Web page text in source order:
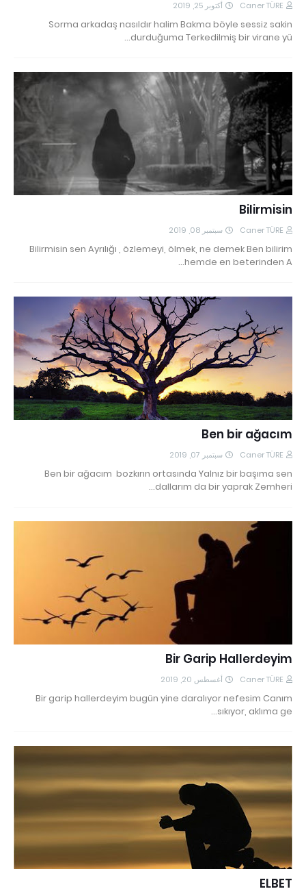
Caner TÜRE أكتوبر 25, 2019
Sorma arkadaş nasıldır halim Bakma böyle sessiz sakin
durduğuma Terkedilmiş bir virane yü…
Bilirmisin
Caner TÜRE سبتمبر 08, 2019
Bilirmisin sen Ayrılığı , özlemeyi, ölmek, ne demek Ben bilirim
hemde en beterinden A…
Ben bir ağacım
Caner TÜRE سبتمبر 07, 2019
Ben bir ağacım bozkırın ortasında Yalnız bir başıma sen
dallarım da bir yaprak Zemheri…
Bir Garip Hallerdeyim
Caner TÜRE أغسطس 20, 2019
Bir garip hallerdeyim bugün yine daralıyor nefesim Canım
sıkıyor, aklıma ge…
ELBET